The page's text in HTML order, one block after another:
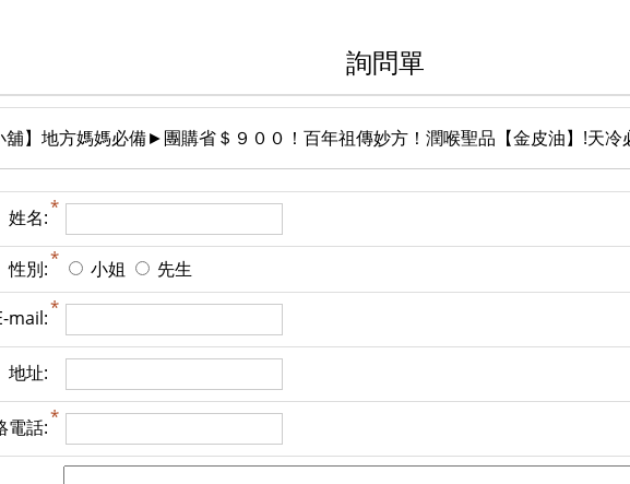
詢問單
舖】地方媽媽必備►團購省＄９００！百年祖傳妙方！潤喉聖品【金皮油】!天冷
姓名:
性別: 小姐 先生
mail:
地址:
電話: